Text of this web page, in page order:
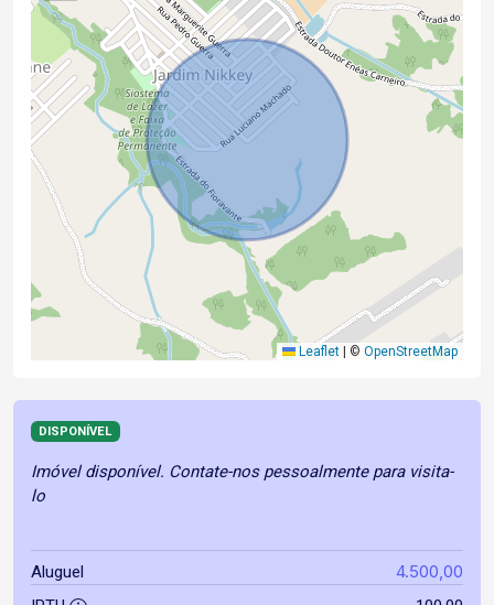
Leaflet © OpenStreetMap
DISPONÍVEL
Imóvel disponível. Contate-nos pessoalmente para visita-
lo
Aluguel 4.500,00